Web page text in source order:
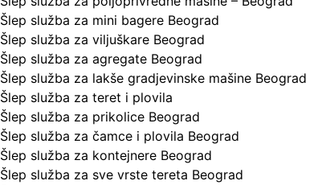
Šlep služba za mini bagere Beograd
Šlep služba za viljuškare Beograd
Šlep služba za agregate Beograd
Šlep služba za lakše gradjevinske mašine Beograd
Šlep služba za teret i plovila
Šlep služba za prikolice Beograd
Šlep služba za čamce i plovila Beograd
Šlep služba za kontejnere Beograd
Šlep služba za sve vrste tereta Beograd